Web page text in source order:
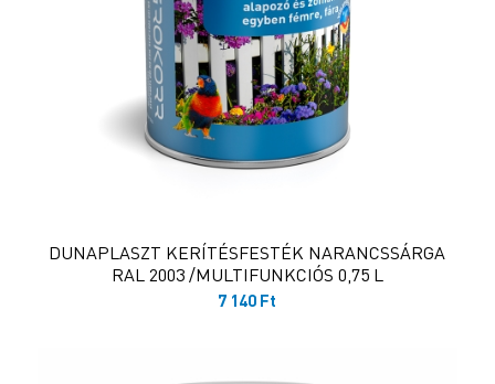
DUNAPLASZT KERÍTÉSFESTÉK NARANCSSÁRGA
RAL 2003 /MULTIFUNKCIÓS 0,75 L
7 140 Ft